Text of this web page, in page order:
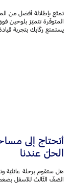
تمتّع بإطلالة أفضل من
المتوفّرة تتميّز بلوحين
يستمتع ركّابك بتجربة
أتحتاج إلى
الحلّ عندنا
هل ستقوم برحلة عائليّة
الصّفّ الثّالث للأسفل